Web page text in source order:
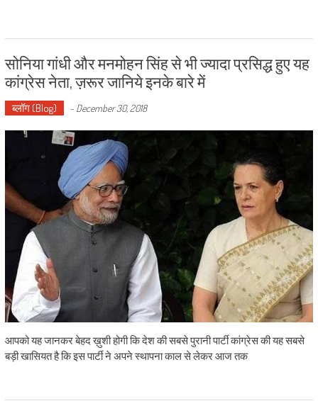
सोनिया गांधी और मनमोहन सिंह से भी ज्यादा प्रसिद्ध हुए यह
कांग्रेस नेता, ज़रूर जानिये इनके बारे में
ब्लॉग (Blog) - December 30, 2018
आपको यह जानकर बेहद ख़ुशी होगी कि देश की सबसे पुरानी पार्टी कांग्रेस की यह सबसे
बड़ी खासियत है कि इस पार्टी ने अपने स्थापना काल से लेकर आज तक